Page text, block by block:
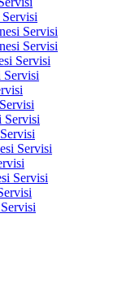
Servisi
Servisi
Servisi
Servisi
Servisi
Servisi
Servisi